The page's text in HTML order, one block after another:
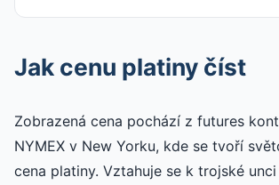
Jak cenu platiny číst
Zobrazená cena pochází z futures
NYMEX v New Yorku, kde se tvoří
cena platiny. Vztahuje se k trojské unci